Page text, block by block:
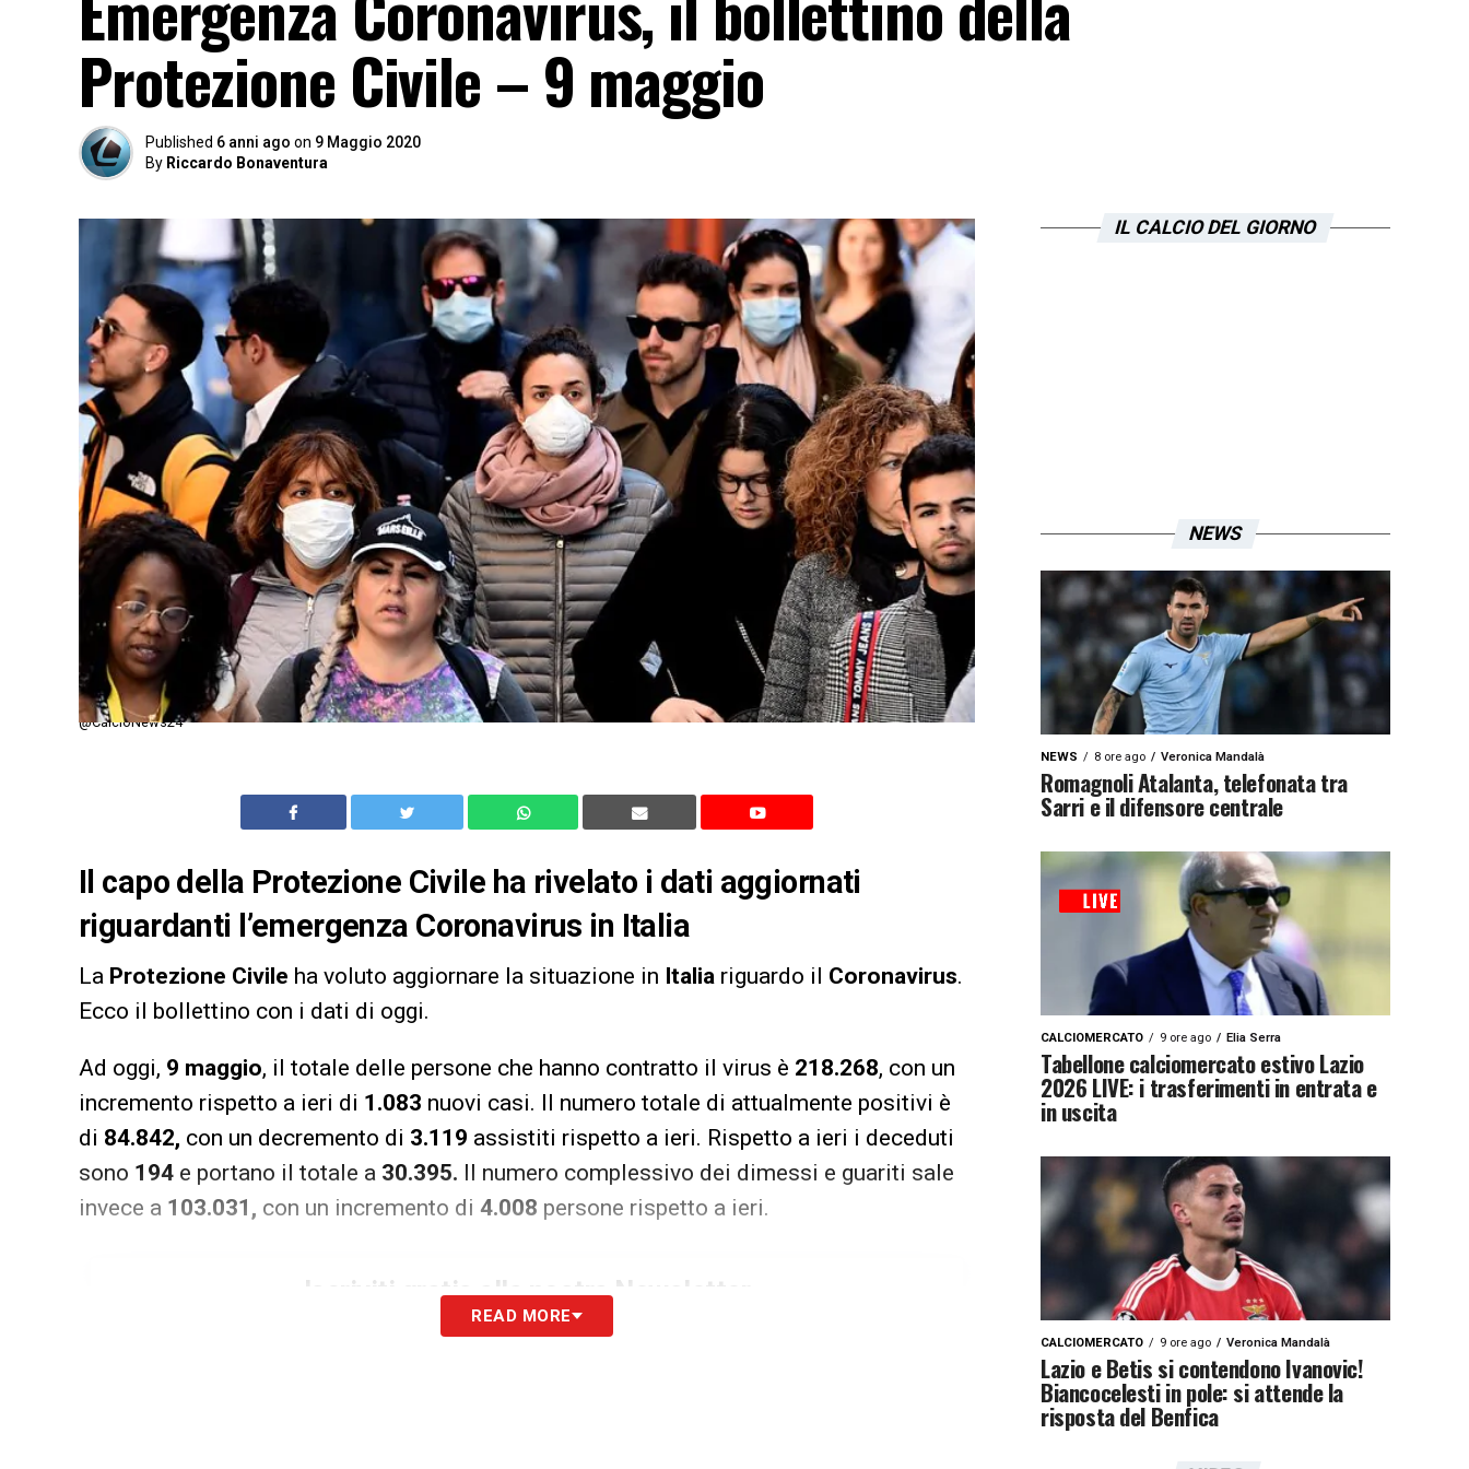
Protezione Civile – 9 maggio
Published 6 anni ago on 9 Maggio 2020
By Riccardo Bonaventura
@CalcioNews24
Il capo della Protezione Civile ha rivelato i dati aggiornati
riguardanti l’emergenza Coronavirus in Italia
La Protezione Civile ha voluto aggiornare la situazione in Italia riguardo il Coronavirus.
Ecco il bollettino con i dati di oggi.
Ad oggi, 9 maggio, il totale delle persone che hanno contratto il virus è 218.268, con un
incremento rispetto a ieri di 1.083 nuovi casi. Il numero totale di attualmente positivi è
di 84.842, con un decremento di 3.119 assistiti rispetto a ieri. Rispetto a ieri i deceduti
sono 194 e portano il totale a 30.395. Il numero complessivo dei dimessi e guariti sale
invece a 103.031, con un incremento di 4.008 persone rispetto a ieri.
Iscriviti gratis alla nostra Newsletter
READ MORE
IL CALCIO DEL GIORNO
NEWS
NEWS 8 ore ago Veronica Mandalà
Romagnoli Atalanta, telefonata tra
Sarri e il difensore centrale
CALCIOMERCATO 9 ore ago Elia Serra
Tabellone calciomercato estivo Lazio
2026 LIVE: i trasferimenti in entrata e
in uscita
CALCIOMERCATO 9 ore ago Veronica Mandalà
Lazio e Betis si contendono Ivanovic!
Biancocelesti in pole: si attende la
risposta del Benfica